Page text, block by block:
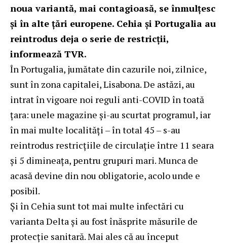
noua variantă, mai contagioasă, se înmulţesc
şi în alte ţări europene. Cehia şi Portugalia au
reintrodus deja o serie de restricţii,
informează TVR.
În Portugalia, jumătate din cazurile noi, zilnice,
sunt în zona capitalei, Lisabona. De astăzi, au
intrat în vigoare noi reguli anti-COVID în toată
țara: unele magazine și-au scurtat programul, iar
în mai multe localități – în total 45 – s-au
reintrodus restricțiile de circulație între 11 seara
și 5 dimineața, pentru grupuri mari. Munca de
acasă devine din nou obligatorie, acolo unde e
posibil.
Și în Cehia sunt tot mai multe infectări cu
varianta Delta și au fost înăsprite măsurile de
protecție sanitară. Mai ales că au început